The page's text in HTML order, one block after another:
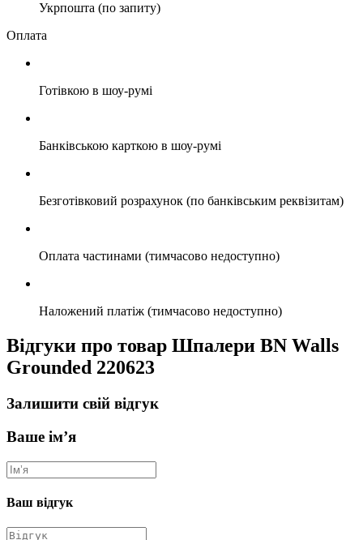
Укрпошта (по запиту)
Оплата
Готівкою в шоу-румі
Банківською карткою в шоу-румі
Безготівковий розрахунок (по банківським реквізитам)
Оплата частинами (тимчасово недоступно)
Наложений платіж (тимчасово недоступно)
Відгуки про товар Шпалери BN Walls
Grounded 220623
Залишити свій відгук
Ваше ім’я
Ваш відгук